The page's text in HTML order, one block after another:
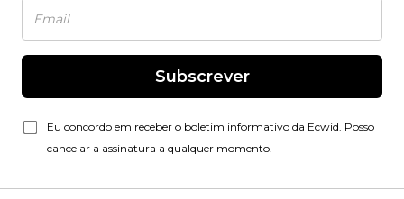
Subscrever
Eu concordo em receber o boletim informativo da Ecwid. Posso
cancelar a assinatura a qualquer momento.